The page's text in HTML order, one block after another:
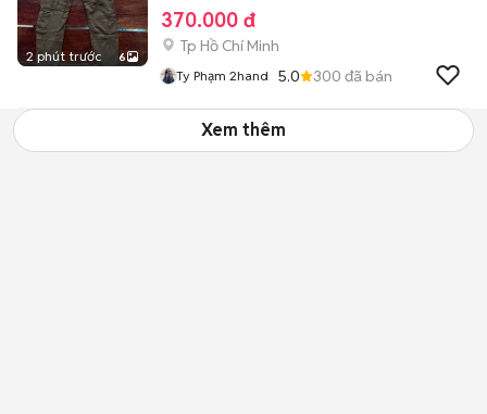
2 phút trước 6
370.000 đ
Tp Hồ Chí Minh
Ty Phạm 2hand 5.0 300 đã bán
Xem thêm